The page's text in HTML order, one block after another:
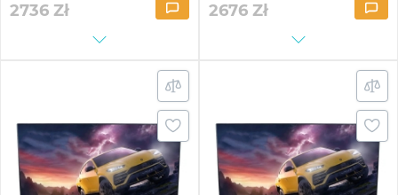
2736 Zł 2676 Zł